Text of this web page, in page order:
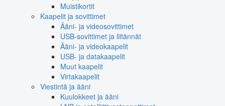
Muistikortit
Kaapelit ja sovittimet
Ääni- ja videosovittimet
USB-sovittimet ja liitännät
Ääni- ja videokaapelit
USB- ja datakaapelit
Muut kaapelit
Virtakaapelit
Viestintä ja ääni
Kuulokkeet ja ääni